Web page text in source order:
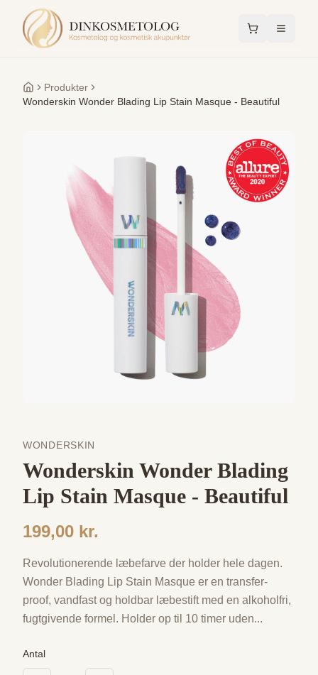
Forside
Produkter
Wonderskin Wonder Blading Lip Stain Masque - Beautiful
WONDERSKIN
Wonderskin Wonder Blading
Lip Stain Masque - Beautiful
199,00 kr.
Revolutionerende læbefarve der holder hele dagen.
Wonder Blading Lip Stain Masque er en transfer-
proof, vandfast og holdbar læbestift med en alkoholfri,
fugtgivende formel. Holder op til 10 timer uden...
Antal